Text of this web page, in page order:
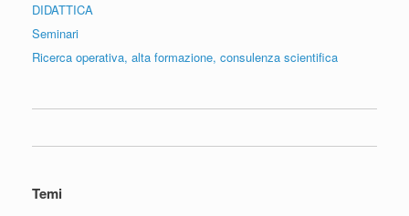
DIDATTICA
Seminari
Ricerca operativa, alta formazione, consulenza scientifica
Temi